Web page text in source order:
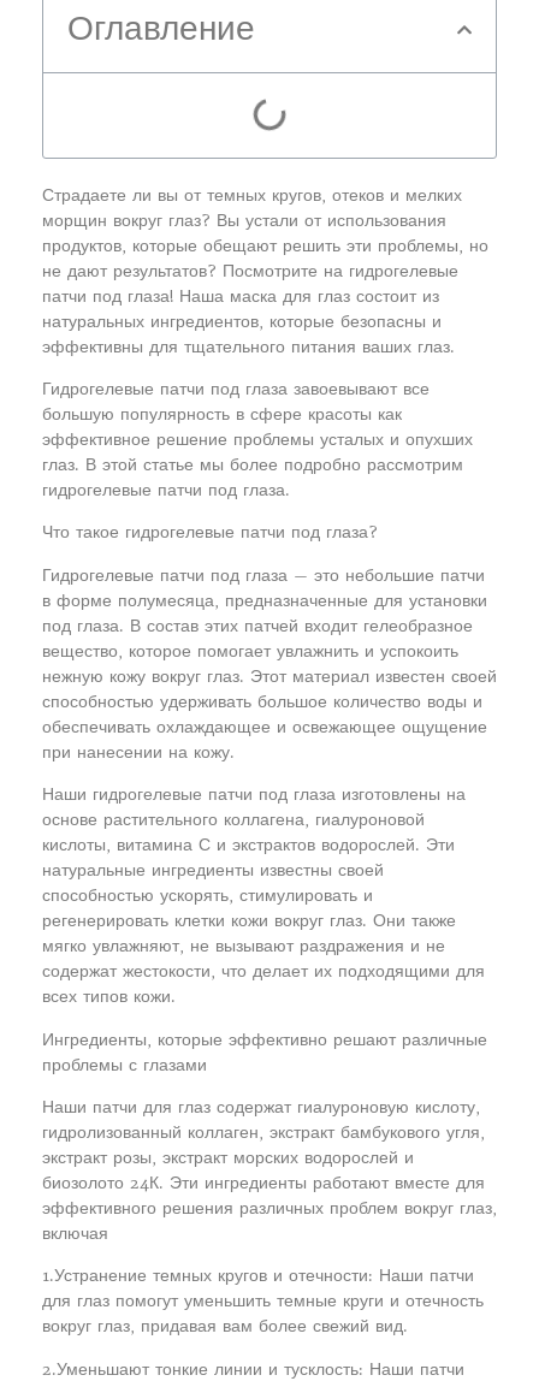
Оглавление
Страдаете ли вы от темных кругов, отеков и мелких
морщин вокруг глаз? Вы устали от использования
продуктов, которые обещают решить эти проблемы, но
не дают результатов? Посмотрите на гидрогелевые
патчи под глаза! Наша маска для глаз состоит из
натуральных ингредиентов, которые безопасны и
эффективны для тщательного питания ваших глаз.
Гидрогелевые патчи под глаза завоевывают все
большую популярность в сфере красоты как
эффективное решение проблемы усталых и опухших
глаз. В этой статье мы более подробно рассмотрим
гидрогелевые патчи под глаза.
Что такое гидрогелевые патчи под глаза?
Гидрогелевые патчи под глаза — это небольшие патчи
в форме полумесяца, предназначенные для установки
под глаза. В состав этих патчей входит гелеобразное
вещество, которое помогает увлажнить и успокоить
нежную кожу вокруг глаз. Этот материал известен своей
способностью удерживать большое количество воды и
обеспечивать охлаждающее и освежающее ощущение
при нанесении на кожу.
Наши гидрогелевые патчи под глаза изготовлены на
основе растительного коллагена, гиалуроновой
кислоты, витамина С и экстрактов водорослей. Эти
натуральные ингредиенты известны своей
способностью ускорять, стимулировать и
регенерировать клетки кожи вокруг глаз. Они также
мягко увлажняют, не вызывают раздражения и не
содержат жестокости, что делает их подходящими для
всех типов кожи.
Ингредиенты, которые эффективно решают различные
проблемы с глазами
Наши патчи для глаз содержат гиалуроновую кислоту,
гидролизованный коллаген, экстракт бамбукового угля,
экстракт розы, экстракт морских водорослей и
биозолото 24К. Эти ингредиенты работают вместе для
эффективного решения различных проблем вокруг глаз,
включая
1.Устранение темных кругов и отечности: Наши патчи
для глаз помогут уменьшить темные круги и отечность
вокруг глаз, придавая вам более свежий вид.
2.Уменьшают тонкие линии и тусклость: Наши патчи